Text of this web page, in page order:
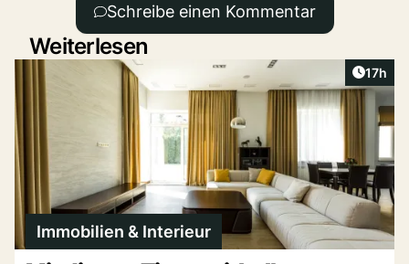
Schreibe einen Kommentar
Weiterlesen
Artikel
17h
Immobilien & Interieur